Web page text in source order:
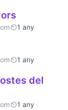
1 any
1 any
del
1 any